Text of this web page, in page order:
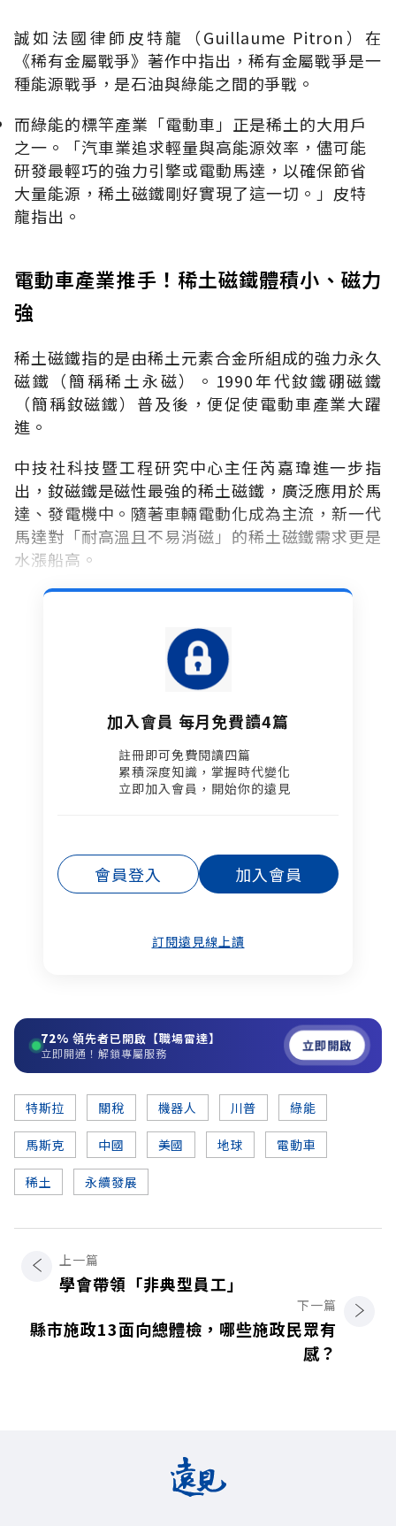
誠如法國律師皮特龍（Guillaume Pitron）在
《稀有金屬戰爭》著作中指出，稀有金屬戰爭是一
種能源戰爭，是石油與綠能之間的爭戰。
而綠能的標竿產業「電動車」正是稀土的大用戶
之一。「汽車業追求輕量與高能源效率，儘可能
研發最輕巧的強力引擎或電動馬達，以確保節省
大量能源，稀土磁鐵剛好實現了這一切。」皮特
龍指出。
電動車產業推手！稀土磁鐵體積小、磁力
強
稀土磁鐵指的是由稀土元素合金所組成的強力永久
磁鐵（簡稱稀土永磁）。1990年代釹鐵硼磁鐵
（簡稱釹磁鐵）普及後，便促使電動車產業大躍
進。
中技社科技暨工程研究中心主任芮嘉瑋進一步指
出，釹磁鐵是磁性最強的稀土磁鐵，廣泛應用於馬
達、發電機中。隨著車輛電動化成為主流，新一代
馬達對「耐高溫且不易消磁」的稀土磁鐵需求更是
水漲船高。
加入會員 每月免費讀4篇
註冊即可免費閱讀四篇​
累積深度知識，掌握時代變化​
立即加入會員，開始你的遠見
會員登入 加入會員
訂閱遠見線上讀
72% 領先者已開啟【職場雷達】
立即開通！解鎖專屬服務 立即開啟
特斯拉 關稅 機器人 川普 綠能
馬斯克 中國 美國 地球 電動車
稀土 永續發展
上一篇
學會帶領「非典型員工」
下一篇
縣市施政13面向總體檢，哪些施政民眾有
感？